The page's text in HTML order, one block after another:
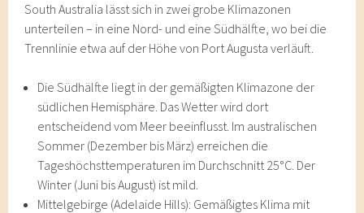
South Australia lässt sich in zwei grobe Klimazonen
unterteilen – in eine Nord- und eine Südhälfte, wo bei die
Trennlinie etwa auf der Höhe von Port Augusta verläuft.
Die Südhälfte liegt in der gemäßigten Klimazone der
südlichen Hemisphäre. Das Wetter wird dort
entscheidend vom Meer beeinflusst. Im australischen
Sommer (Dezember bis März) erreichen die
Tageshöchsttemperaturen im Durchschnitt 25°C. Der
Winter (Juni bis August) ist mild.
Mittelgebirge (Adelaide Hills): Gemäßigtes Klima mit